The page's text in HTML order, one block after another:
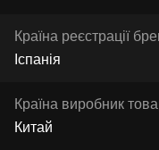
Країна реєстрації
Іспанія
Країна виробник
Китай